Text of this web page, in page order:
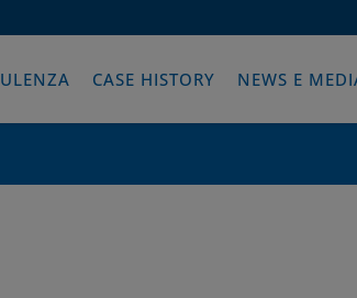
CASE HISTORY NEWS E